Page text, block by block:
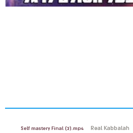
Real Kabbalah
Self mastery Final (2).mp4